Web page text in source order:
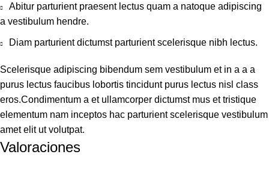
Abitur parturient praesent lectus quam a natoque adipiscing
a vestibulum hendre.
Diam parturient dictumst parturient scelerisque nibh lectus.
Scelerisque adipiscing bibendum sem vestibulum et in a a a
purus lectus faucibus lobortis tincidunt purus lectus nisl class
eros.Condimentum a et ullamcorper dictumst mus et tristique
elementum nam inceptos hac parturient scelerisque vestibulum
amet elit ut volutpat.
Valoraciones